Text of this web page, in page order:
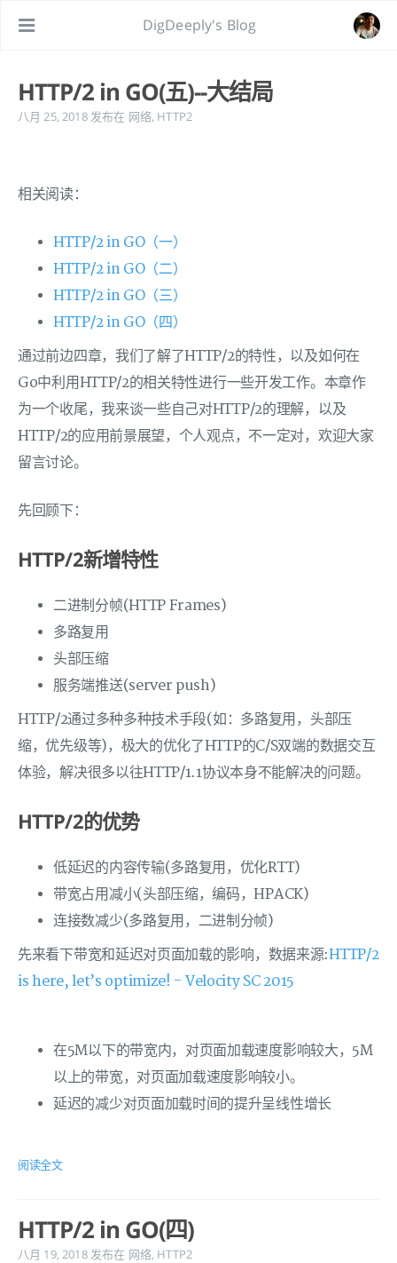
DigDeeply's Blog
HTTP/2 in GO(五)--大结局
八月 25, 2018 发布在 网络, HTTP2
相关阅读：
HTTP/2 in GO（一）
HTTP/2 in GO（二）
HTTP/2 in GO（三）
HTTP/2 in GO（四）
通过前边四章，我们了解了HTTP/2的特性，以及如何在
Go中利用HTTP/2的相关特性进行一些开发工作。本章作
为一个收尾，我来谈一些自己对HTTP/2的理解，以及
HTTP/2的应用前景展望，个人观点，不一定对，欢迎大家
留言讨论。
先回顾下：
HTTP/2新增特性
二进制分帧(HTTP Frames)
多路复用
头部压缩
服务端推送(server push)
HTTP/2通过多种多种技术手段(如：多路复用，头部压
缩，优先级等)，极大的优化了HTTP的C/S双端的数据交互
体验，解决很多以往HTTP/1.1协议本身不能解决的问题。
HTTP/2的优势
低延迟的内容传输(多路复用，优化RTT)
带宽占用减小(头部压缩，编码，HPACK)
连接数减少(多路复用，二进制分帧)
先来看下带宽和延迟对页面加载的影响，数据来源:HTTP/2
is here, let’s optimize! - Velocity SC 2015
在5M以下的带宽内，对页面加载速度影响较大，5M
以上的带宽，对页面加载速度影响较小。
延迟的减少对页面加载时间的提升呈线性增长
阅读全文
HTTP/2 in GO(四)
八月 19, 2018 发布在 网络, HTTP2